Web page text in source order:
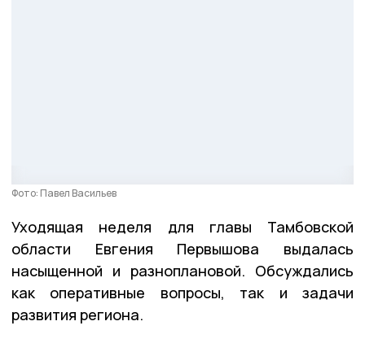
Фото: Павел Васильев
Уходящая неделя для главы Тамбовской
области Евгения Первышова выдалась
насыщенной и разноплановой. Обсуждались
как оперативные вопросы, так и задачи
развития региона.